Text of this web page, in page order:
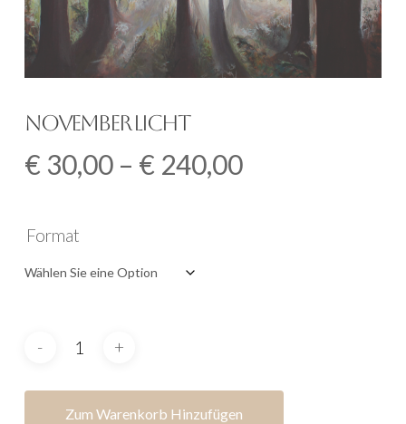
November Licht
€ 30,00 – € 240,00Preisspanne:
Format
Zum Warenkorb Hinzufügen